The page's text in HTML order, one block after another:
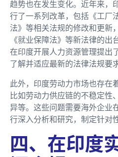
趋势也在发生变化。近年来，
行了一系列改革，包括《工厂
法》等相关法规的修改和更新
《就业保障法》等新法律的
在印度开展人力资源管理提出
了解并适应最新的法律法规要
此外，印度劳动力市场也存在
比如劳动力供应链的不稳定性
异等。这些问题需要海外企业
行深入分析和研究，制定针对
四、在印度